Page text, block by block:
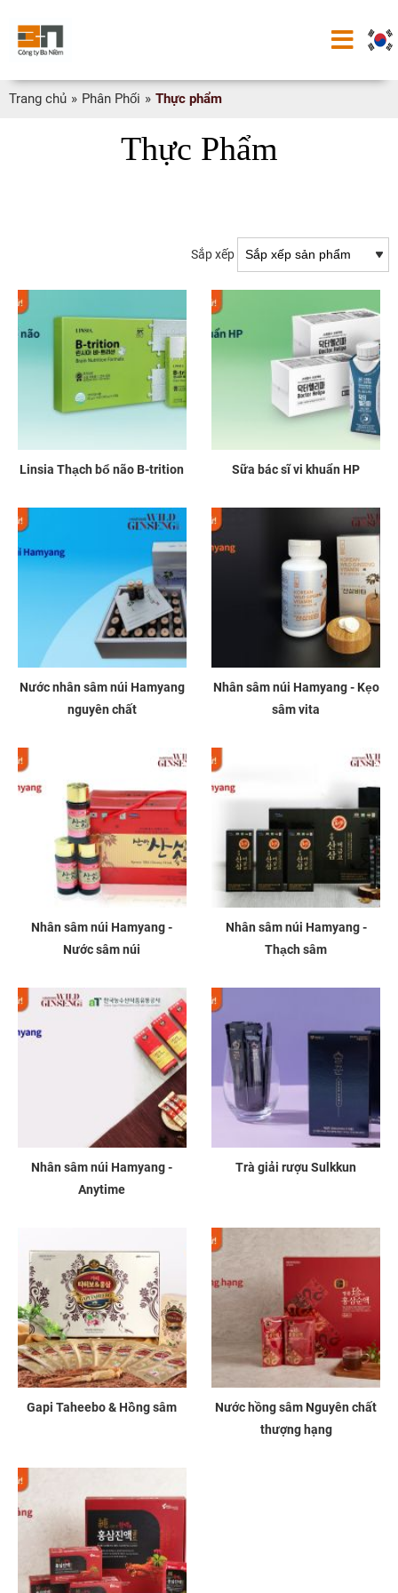
Trang chủ » Phân Phối » Thực phẩm
Thực Phẩm
Sắp xếp
Linsia Thạch bổ não B-trition Sữa bác sĩ vi khuẩn HP
Nước nhân sâm núi Hamyang
nguyên chất
Nhân sâm núi Hamyang - Kẹo
sâm vita
Nhân sâm núi Hamyang -
Nước sâm núi
Nhân sâm núi Hamyang -
Thạch sâm
Nhân sâm núi Hamyang -
Anytime
Trà giải rượu Sulkkun
Gapi Taheebo & Hồng sâm
Nước hồng sâm Nguyên chất
thượng hạng